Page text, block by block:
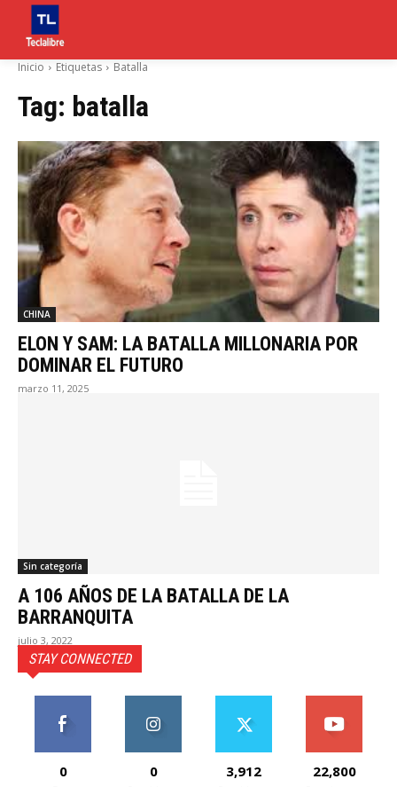
Inicio Etiquetas Batalla
Tag: batalla
CHINA
ELON Y SAM: LA BATALLA MILLONARIA POR
DOMINAR EL FUTURO
marzo 11, 2025
Sin categoría
A 106 AÑOS DE LA BATALLA DE LA
BARRANQUITA
julio 3, 2022
STAY CONNECTED
0 0 3,912 22,800